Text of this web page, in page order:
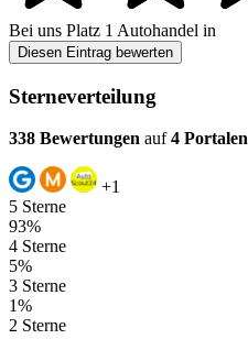
Bei uns Platz 1 Autohandel in
Diesen Eintrag bewerten
Sterneverteilung
338 Bewertungen auf4 Portalen
+1
5 Sterne
93%
4 Sterne
5%
3 Sterne
1%
2 Sterne